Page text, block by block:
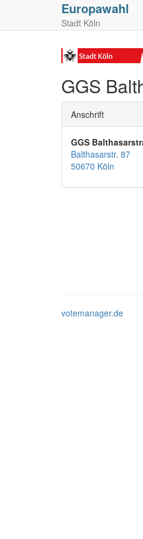
Europawahl
Stadt Köln
GGS
Anschrift
GGS
Balthasarstr. 87
50670 Köln
votemanager.de